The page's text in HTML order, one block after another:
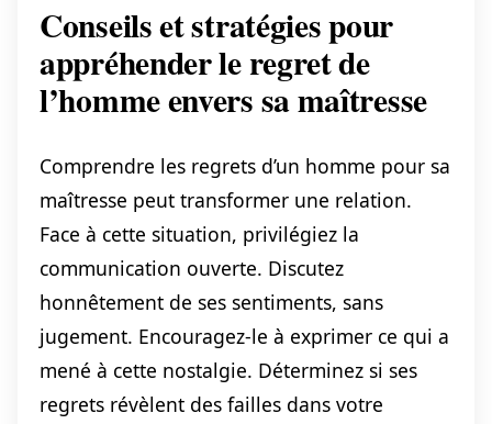
Conseils et stratégies pour
appréhender le regret de
l’homme envers sa maîtresse
Comprendre les regrets d’un homme pour sa
maîtresse peut transformer une relation.
Face à cette situation, privilégiez la
communication ouverte. Discutez
honnêtement de ses sentiments, sans
jugement. Encouragez-le à exprimer ce qui a
mené à cette nostalgie. Déterminez si ses
regrets révèlent des failles dans votre